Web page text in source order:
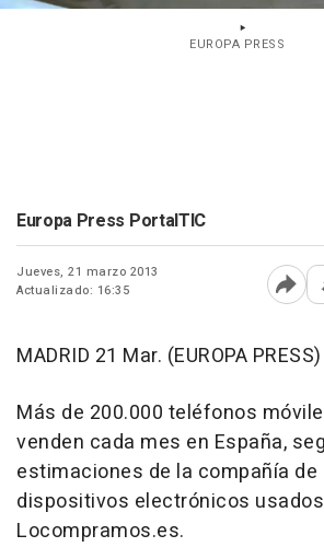
EUROPA PRESS
Europa Press PortalTIC
Jueves, 21 marzo 2013
Actualizado: 16:35
MADRID 21 Mar. (EUROPA
Más de 200.000 teléfonos
venden cada mes en España,
estimaciones de la compañía
dispositivos electrónicos usados
Locompramos.es.